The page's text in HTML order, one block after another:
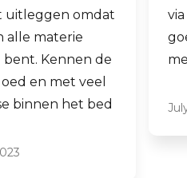
via hen en later een
goede aankoop gedaan
met ze na goed advies.
July 13, 2020